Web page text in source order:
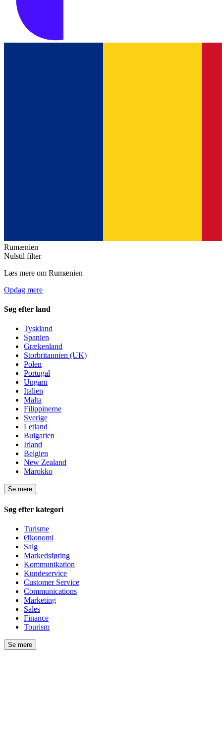
Rumænien
Nulstil filter
Læs mere om Rumænien
Opdag mere
Søg efter land
Tyskland
Spanien
Grækenland
Storbritannien (UK)
Polen
Portugal
Ungarn
Italien
Malta
Filippinerne
Sverige
Letland
Bulgarien
Irland
Belgien
New Zealand
Marokko
Se mere
Søg efter kategori
Turisme
Økonomi
Salg
Markedsføring
Kommunikation
Kundeservice
Customer Service
Communications
Marketing
Sales
Finance
Tourism
Se mere